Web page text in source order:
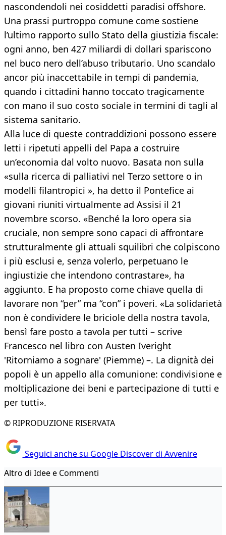
nascondendoli nei cosiddetti paradisi offshore.
Una prassi purtroppo comune come sostiene
l’ultimo rapporto sullo Stato della giustizia fiscale:
ogni anno, ben 427 miliardi di dollari spariscono
nel buco nero dell’abuso tributario. Uno scandalo
ancor più inaccettabile in tempi di pandemia,
quando i cittadini hanno toccato tragicamente
con mano il suo costo sociale in termini di tagli al
sistema sanitario.
Alla luce di queste contraddizioni possono essere
letti i ripetuti appelli del Papa a costruire
un’economia dal volto nuovo. Basata non sulla
«sulla ricerca di palliativi nel Terzo settore o in
modelli filantropici », ha detto il Pontefice ai
giovani riuniti virtualmente ad Assisi il 21
novembre scorso. «Benché la loro opera sia
cruciale, non sempre sono capaci di affrontare
strutturalmente gli attuali squilibri che colpiscono
i più esclusi e, senza volerlo, perpetuano le
ingiustizie che intendono contrastare», ha
aggiunto. E ha proposto come chiave quella di
lavorare non “per” ma “con” i poveri. «La solidarietà
non è condividere le briciole della nostra tavola,
bensì fare posto a tavola per tutti – scrive
Francesco nel libro con Austen Iveright
'Ritorniamo a sognare' (Piemme) –. La dignità dei
popoli è un appello alla comunione: condivisione e
moltiplicazione dei beni e partecipazione di tutti e
per tutti».
© RIPRODUZIONE RISERVATA
Seguici anche su Google Discover di Avvenire
Altro di Idee e Commenti